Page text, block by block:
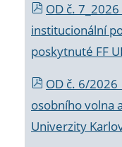
OD č.
institucionální
poskytnuté FF
OD č. 6/
osobního volna
Univerzity